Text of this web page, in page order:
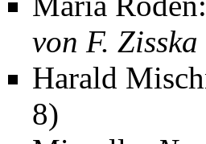
von F.
Harald
8)